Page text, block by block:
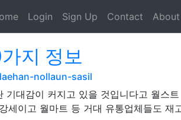
Login Sign Up Contact
지 정보
nollaun-sasil
대감이 커지고 있을 것입니다고 월스트
세이고 월마트 등 거대 유통업체들도 재